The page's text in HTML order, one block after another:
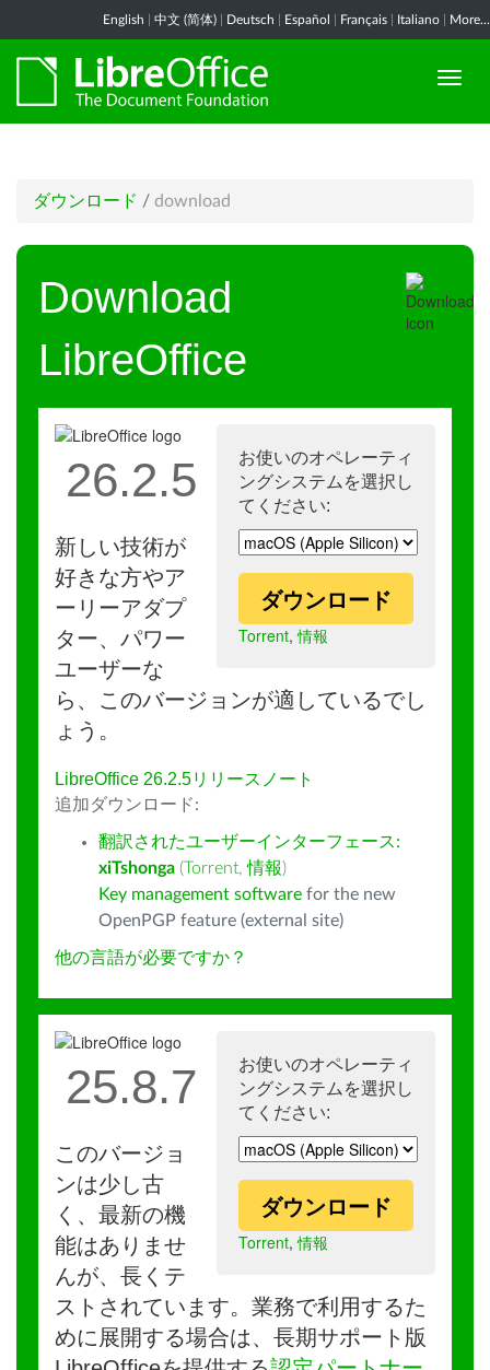
English 中文 (简体) Deutsch Español Français Italiano More...
ダウンロード / download
Download
LibreOffice
お使いのオペレーティ
ングシステムを選択し
てください:
ダウンロード
Torrent,情報
26.2.5
新しい技術が
好きな方やア
ーリーアダプ
ター、パワー
ユーザーな
ら、このバージョンが適しているでし
ょう。
LibreOffice 26.2.5リリースノート
追加ダウンロード:
翻訳されたユーザーインターフェース:
xiTshonga (Torrent,情報)
Key management software for the new
OpenPGP feature (external site)
他の言語が必要ですか？
お使いのオペレーティ
ングシステムを選択し
てください:
ダウンロード
Torrent,情報
25.8.7
このバージョ
ンは少し古
く、最新の機
能はありませ
んが、長くテ
ストされています。業務で利用するた
めに展開する場合は、長期サポート版